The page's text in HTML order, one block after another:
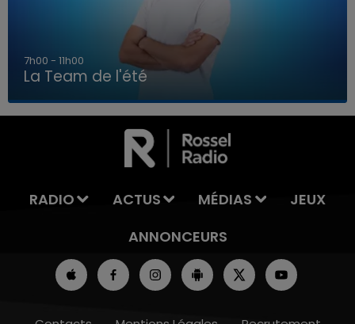
LA TEAM DE L'ÉTÉ
7h00 - 11h00
La Team de l'été
RADIO ACTUS MÉDIAS
JEUX
ANNONCEURS